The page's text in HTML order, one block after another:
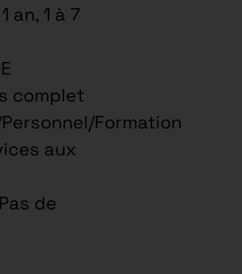
an, 1 à 7
complet
Personnel/Formation
aux
de